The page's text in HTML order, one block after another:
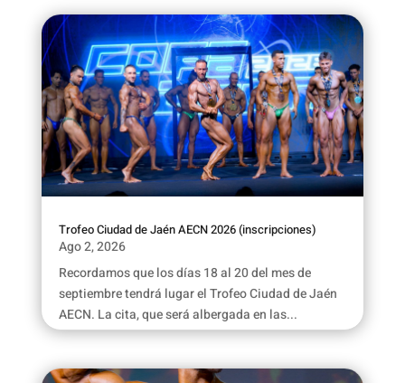
Trofeo Ciudad de Jaén AECN 2026 (inscripciones)
Ago 2, 2026
Recordamos que los días 18 al 20 del mes de
septiembre tendrá lugar el Trofeo Ciudad de Jaén
AECN. La cita, que será albergada en las...